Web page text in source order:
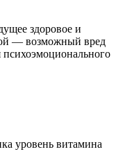
здоровое и
— возможный вред
уровень витамина